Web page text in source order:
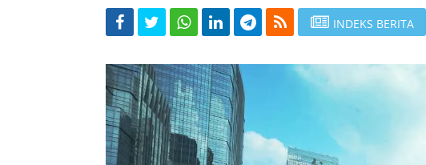
INDEKS BERITA